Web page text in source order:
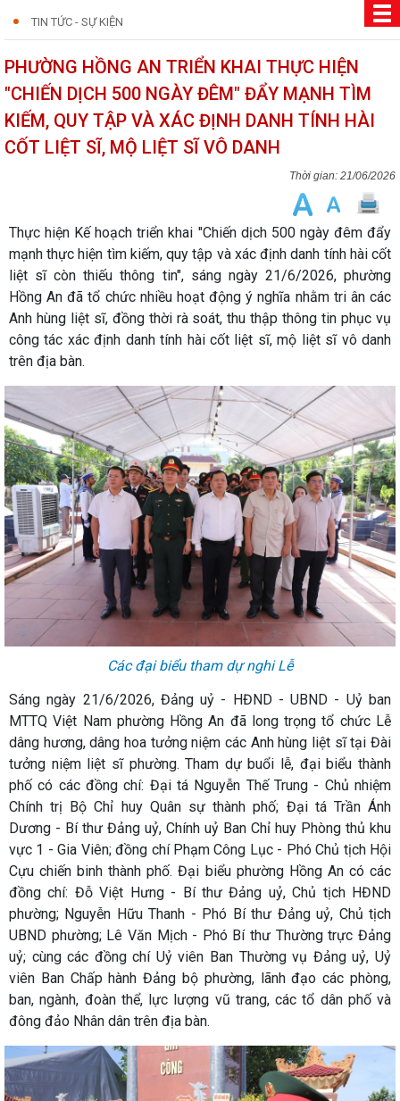
TIN TỨC - SỰ KIỆN
PHƯỜNG HỒNG AN TRIỂN KHAI THỰC HIỆN
"CHIẾN DỊCH 500 NGÀY ĐÊM" ĐẨY MẠNH TÌM
KIẾM, QUY TẬP VÀ XÁC ĐỊNH DANH TÍNH HÀI
CỐT LIỆT SĨ, MỘ LIỆT SĨ VÔ DANH
21/06/2026
Thực hiện Kế hoạch triển khai "Chiến dịch 500 ngày đêm đẩy
mạnh thực hiện tìm kiếm, quy tập và xác định danh tính hài cốt
liệt sĩ còn thiếu thông tin", sáng ngày 21/6/2026, phường
Hồng An đã tổ chức nhiều hoạt động ý nghĩa nhằm tri ân các
Anh hùng liệt sĩ, đồng thời rà soát, thu thập thông tin phục vụ
công tác xác định danh tính hài cốt liệt sĩ, mộ liệt sĩ vô danh
trên địa bàn.
Các đại biểu tham dự nghi Lễ
Sáng ngày 21/6/2026, Đảng uỷ - HĐND - UBND - Uỷ ban
MTTQ Việt Nam phường Hồng An đã long trọng tổ chức Lễ
dâng hương, dâng hoa tưởng niệm các Anh hùng liệt sĩ tại Đài
tưởng niệm liệt sĩ phường. Tham dự buổi lễ, đại biểu thành
phố có các đồng chí: Đại tá Nguyễn Thế Trung - Chủ nhiệm
Chính trị Bộ Chỉ huy Quân sự thành phố; Đại tá Trần Ánh
Dương - Bí thư Đảng uỷ, Chính uỷ Ban Chỉ huy Phòng thủ khu
vực 1 - Gia Viên; đồng chí Phạm Công Lục - Phó Chủ tịch Hội
Cựu chiến binh thành phố. Đại biểu phường Hồng An có các
đồng chí: Đỗ Việt Hưng - Bí thư Đảng uỷ, Chủ tịch HĐND
phường; Nguyễn Hữu Thanh - Phó Bí thư Đảng uỷ, Chủ tịch
UBND phường; Lê Văn Mịch - Phó Bí thư Thường trực Đảng
uỷ; cùng các đồng chí Uỷ viên Ban Thường vụ Đảng uỷ, Uỷ
viên Ban Chấp hành Đảng bộ phường, lãnh đạo các phòng,
ban, ngành, đoàn thể, lực lượng vũ trang, các tổ dân phố và
đông đảo Nhân dân trên địa bàn.